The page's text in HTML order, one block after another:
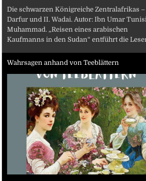
Die schwarzen Königreiche Zentralafrikas –
Darfur und II. Wadai. Autor: Ibn Umar
Muhammad. „Reisen eines arabischen
Kaufmanns in den Sudan“ entführt die
Wahrsagen anhand von Teeblättern